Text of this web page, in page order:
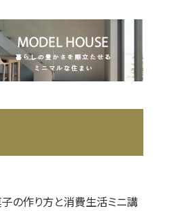
の作り方と消費生活ミニ講